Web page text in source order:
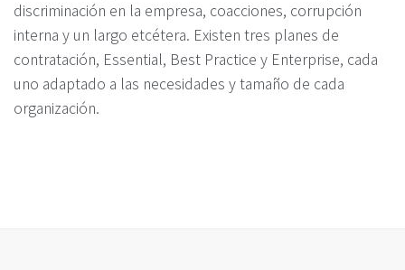
discriminación en la empresa, coacciones, corrupción
interna y un largo etcétera. Existen tres planes de
contratación, Essential, Best Practice y Enterprise, cada
uno adaptado a las necesidades y tamaño de cada
organización.